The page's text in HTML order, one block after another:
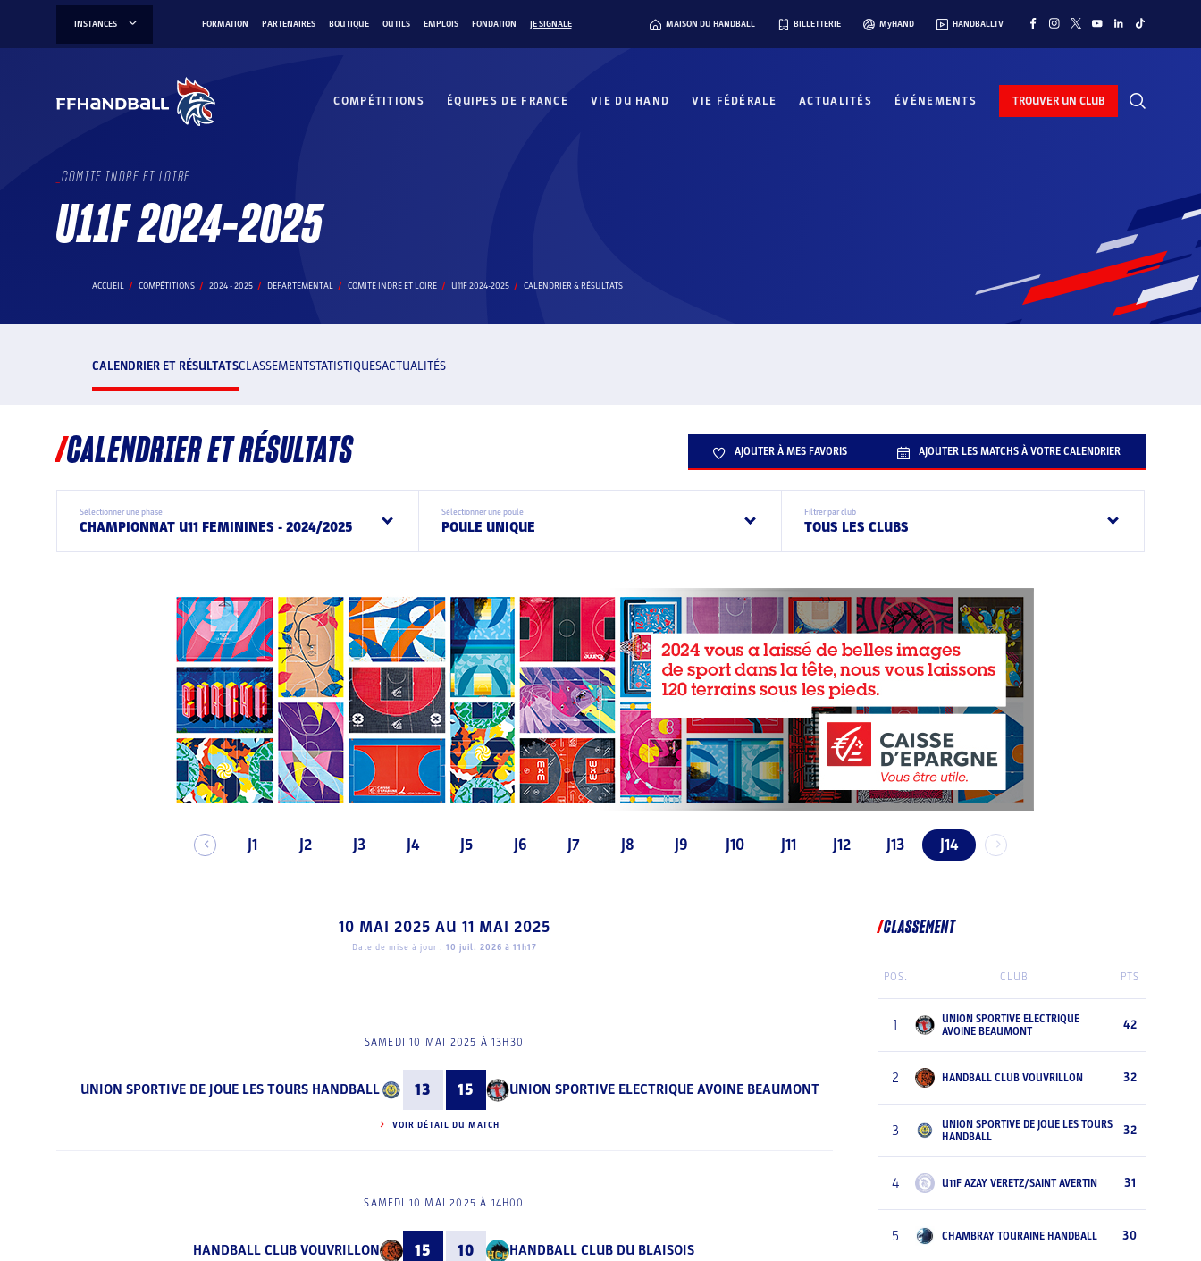
INSTANCES FORMATION PARTENAIRES BOUTIQUE OUTILS EMPLOIS FONDATION JE SIGNALE MAISON DU HANDBALL BILLETTERIE MyHAND HANDBALLTV
COMPÉTITIONS ÉQUIPES DE FRANCE VIE DU HAND VIE FÉDÉRALE ACTUALITÉS ÉVÉNEMENTS TROUVER UN CLUB
COMITE INDRE ET LOIRE
U11F 2024-2025
ACCUEIL COMPÉTITIONS 2024 - 2025 DEPARTEMENTAL COMITE INDRE ET LOIRE U11F 2024-2025 CALENDRIER & RÉSULTATS
CALENDRIER ET RÉSULTATSCLASSEMENTSTATISTIQUESACTUALITÉS
CALENDRIER ET RÉSULTATS AJOUTER À MES FAVORIS AJOUTER LES MATCHS À VOTRE CALENDRIER
Sélectionner une phase
CHAMPIONNAT U11 FEMININES - 2024/2025
Sélectionner une poule
POULE UNIQUE
Filtrer par club
TOUS LES CLUBS
J1 J2 J3 J4 J5 J6 J7 J8 J9 J10 J11 J12 J13 J14
10 MAI 2025 AU 11 MAI 2025
Date de mise à jour : 10 juil. 2026 à 11h17
SAMEDI 10 MAI 2025 À 13H30
UNION SPORTIVE DE JOUE LES TOURS HANDBALL 13 15 UNION SPORTIVE ELECTRIQUE AVOINE BEAUMONT
VOIR DÉTAIL DU MATCH
SAMEDI 10 MAI 2025 À 14H00
HANDBALL CLUB VOUVRILLON 15 10 HANDBALL CLUB DU BLAISOIS
CLASSEMENT
POS. CLUB PTS
1
UNION SPORTIVE ELECTRIQUE
AVOINE BEAUMONT
42
2 HANDBALL CLUB VOUVRILLON 32
3
UNION SPORTIVE DE JOUE LES TOURS
HANDBALL
32
4 U11F AZAY VERETZ/SAINT AVERTIN 31
5 CHAMBRAY TOURAINE HANDBALL 30